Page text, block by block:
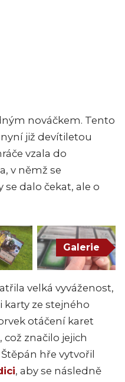
nováčkem. Tento
již devítiletou
vzala do
v němž se
dalo čekat, ale o
Galerie
velká vyváženost,
karty ze stejného
otáčení karet
značilo jejich
hře vytvořil
, aby se následně